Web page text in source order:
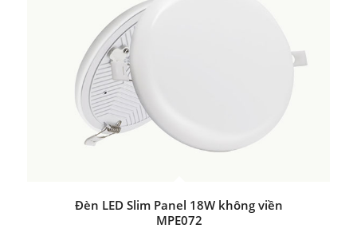
Đèn LED Slim Panel 18W không viền
MPE072